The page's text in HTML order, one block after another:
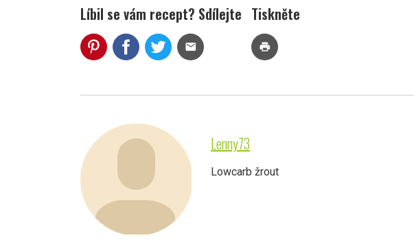
Líbil se vám recept? Sdílejte
mail
Tiskněte
print
Lenny73
Lowcarb žrout